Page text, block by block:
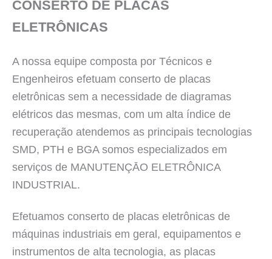
CONSERTO DE PLACAS
ELETRÔNICAS
A nossa equipe composta por Técnicos e
Engenheiros efetuam conserto de placas
eletrônicas sem a necessidade de diagramas
elétricos das mesmas, com um alta índice de
recuperação atendemos as principais tecnologias
SMD, PTH e BGA somos especializados em
serviços de MANUTENÇĀO ELETRÔNICA
INDUSTRIAL.
Efetuamos conserto de placas eletrônicas de
máquinas industriais em geral, equipamentos e
instrumentos de alta tecnologia, as placas